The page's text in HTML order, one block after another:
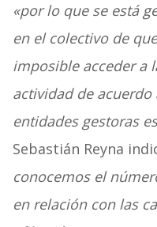
«por lo que se está
en el colectivo de
imposible acceder a
actividad de
entidades gestoras
Sebastián Reyna
conocemos el
en relación con las